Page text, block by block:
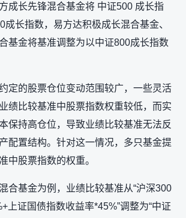
成长先锋混合基金将 中证500 成长指
成长指数，易方达积极成长混合基金、
基金将基准调整为以中证800成长指数
定的股票仓位变动范围较广，一些灵活
绩比较基准中股票指数权重较低，而实
保持高仓位，导致业绩比较基准无法反
配置结构。针对这一情况，多只基金提
中股票指数的权重。
合基金为例，业绩比较基准从“沪深300
上证国债指数收益率*45%”调整为“中证